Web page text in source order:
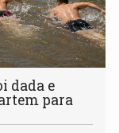
dada e
para